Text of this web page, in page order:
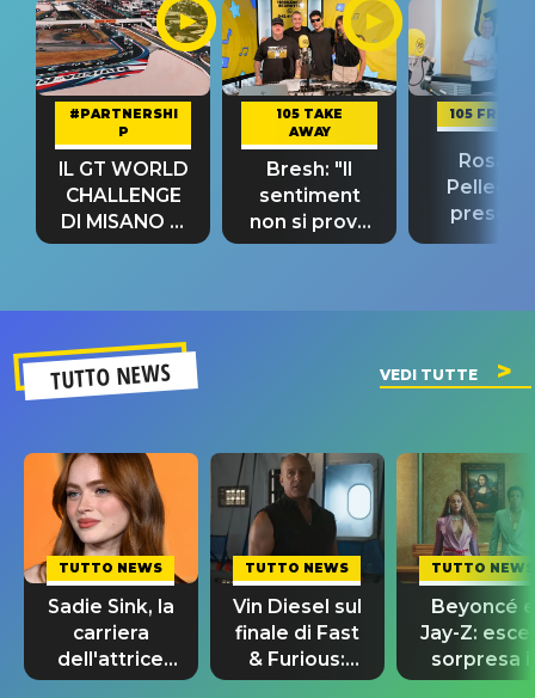
#PARTNERSHI
P
IL GT WORLD
CHALLENGE
DI MISANO si
riconferma
105 TAKE
AWAY
Bresh: "Il
sentiment
non si prova
fino alla notte
105
Rosario
“Così
TUTTO NEWS VEDI TUTTE
TUTTO NEWS
Sadie Sink, la
carriera
dell'attrice
da Stranger
TUTTO NEWS
Vin Diesel sul
finale di Fast
& Furious:
“Sto ancora
TUTTO NEWS
Beyoncé e
Jay-Z: esce
sorpresa il
remix di